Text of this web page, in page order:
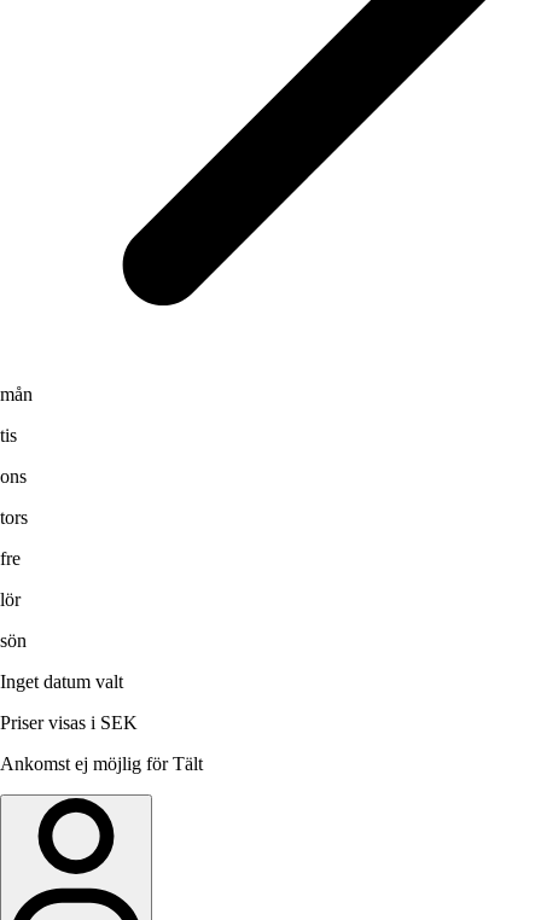
mån
tis
ons
tors
fre
lör
sön
Inget datum valt
Priser visas i SEK
Ankomst ej möjlig för Tält